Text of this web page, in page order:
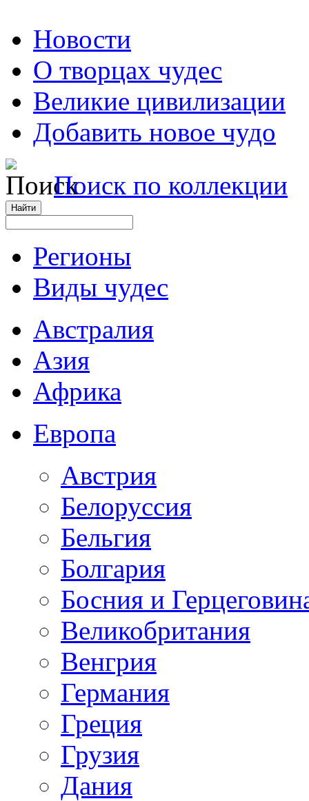
Новости
О творцах чудес
Великие цивилизации
Добавить новое чудо
Поиск по коллекции
Регионы
Виды чудес
Австралия
Азия
Африка
Европа
Австрия
Белоруссия
Бельгия
Болгария
Босния и
Великобритания
Венгрия
Германия
Греция
Грузия
Дания